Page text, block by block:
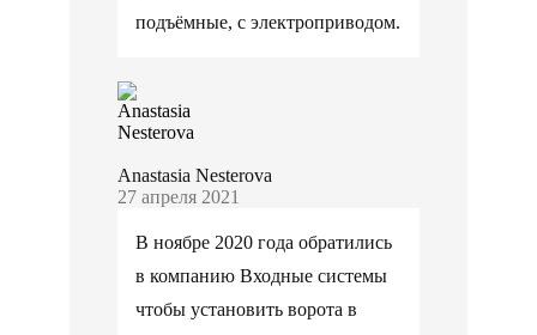
подъёмные, с электроприводом.
Anastasia Nesterova
27 апреля 2021
В ноябре 2020 года обратились
в компанию Входные системы
чтобы установить ворота в